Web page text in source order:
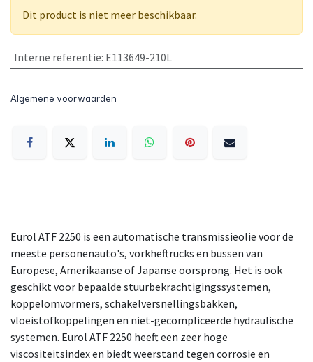
Dit product is niet meer beschikbaar.
Interne referentie: E113649-210L
Algemene voorwaarden
Eurol ATF 2250 is een automatische transmissieolie voor de
meeste personenauto's, vorkheftrucks en bussen van
Europese, Amerikaanse of Japanse oorsprong. Het is ook
geschikt voor bepaalde stuurbekrachtigingssystemen,
koppelomvormers, schakelversnellingsbakken,
vloeistofkoppelingen en niet-gecompliceerde hydraulische
systemen. Eurol ATF 2250 heeft een zeer hoge
viscositeitsindex en biedt weerstand tegen corrosie en